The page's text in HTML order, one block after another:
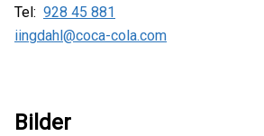
Tel: 928 45 881
iingdahl@coca-cola.com
Bilder